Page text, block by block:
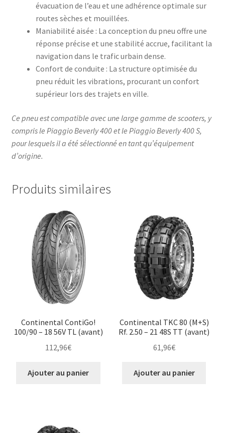
évacuation de l’eau et une adhérence optimale sur
routes sèches et mouillées.
Maniabilité aisée : La conception du pneu offre une
réponse précise et une stabilité accrue, facilitant la
navigation dans le trafic urbain dense.
Confort de conduite : La structure optimisée du
pneu réduit les vibrations, procurant un confort
supérieur lors des trajets en ville.
Ce pneu est compatible avec une large gamme de scooters, y
compris le Piaggio Beverly 400 et le Piaggio Beverly 400 S,
pour lesquels il a été sélectionné en tant qu’équipement
d’origine.
Produits similaires
Continental ContiGo!
100/90 – 18 56V TL (avant)
112,96€
Ajouter au panier
Continental TKC 80 (M+S)
Rf. 2.50 – 21 48S TT (avant)
61,96€
Ajouter au panier